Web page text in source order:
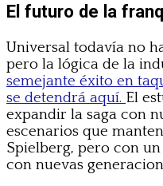
El futuro de la
Universal todavía no
pero la lógica de la
semejante éxito en
se detendrá aquí. El
expandir la saga con
escenarios que
Spielberg, pero con
con nuevas